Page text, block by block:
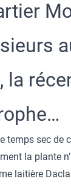
temps sec de
la plante
laitière